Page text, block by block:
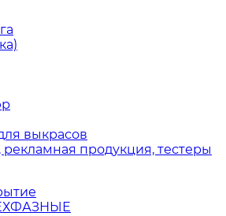
выкрасов
продукция, тестеры